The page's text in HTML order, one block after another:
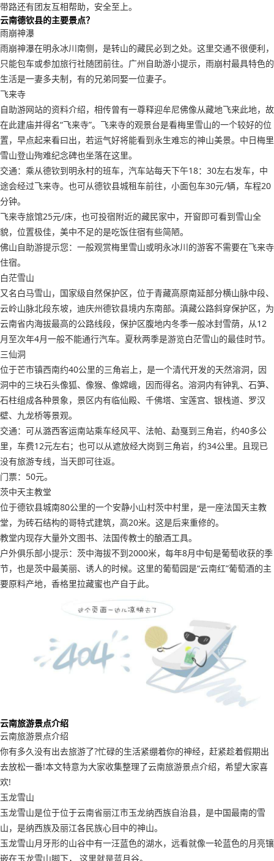
带路还有团友互相帮助，安全至上。
云南德钦县的主要景点？
雨崩神瀑
雨崩神瀑在明永冰川南侧，是转山的藏民必到之处。这里交通不很便利，
只能包车或参加旅行社随团前往。广州自助游小提示，雨崩村最具特色的
生活是一妻多夫制，有的兄弟同娶一位妻子。
飞来寺
自助游网站的资料介绍，相传曾有一尊释迎牟尼佛像从藏地飞来此地，故
在此建庙并得名“飞来寺”。飞来寺的观景台是看梅里雪山的一个较好的位
置，早点起来看曰出，若运气好将能看到永生难忘的神山美景。中日梅里
雪山登山殉难纪念碑也坐落在这里。
交通：乘从德钦到明永村的班车，汽车站每天下午18：30左右发车，中
途会经过飞来寺。也可从德钦县城租车前往，小面包车30元/辆，车程20
分钟。
飞来寺旅馆25元/床，也可投宿附近的藏民家中，开窗即可看到雪山全
貌，位置极佳，美中不足的是吃饭住宿有些简陋。
佛山自助游提示您：一般观赏梅里雪山或明永冰川的游客不需要在飞来寺
住宿。
白茫雪山
又名白马雪山，国家级自然保护区，位于青藏高原南延部分横山脉中段、
云岭山脉北段东坡，迪庆州德钦县境内东南部。滇藏公路斜穿保护区，为
云南省内海拔最高的公路线段，保护区腹地内冬季一般冰封雪荫，从12
月至次年4月一般不能通行汽车。夏秋两季是游览白茫雪山的最佳时节。
三仙洞
位于芒市镇西南约40公里的三角岩上，是一个清代开发的天然溶洞，因
洞中的三块石头像狐、像猴、像嫦峨，因而得名。溶洞内有钟乳、石笋、
石柱组成各种景象，景区内有临仙殿、千佛塔、宝莲宫、银栈道、罗汉
壁、九龙桥等景观。
交通：可从潞西客运南站乘车经风平、法帕、勐戛到三角岩，约40多公
里，车费12元左右；也可以从遮放经大岗到三角岩，约34公里。且现已
没有旅游专线，当天即可往返。
门票：50元。
茨中天主教堂
位于德钦县城南80公里的一个安静小山村茨中村里，是一座法国天主教
堂，为砖石结构的哥特式建筑，高20米。这是后来重修的。
教堂内现存大量外文图书、法国传教士的酿酒工具。
户外俱乐部小提示：茨中海拔不到2000米，每年8月中旬是葡萄收获的季
节，也是茨中最美丽、诱人的时候。这里的葡萄园是“云南红”葡萄酒的主
要原料产地，香格里拉藏蜜也产自于此。
云南旅游景点介绍
云南旅游景点介绍
你有多久没有出去旅游了?忙碌的生活紧绷着你的神经，赶紧趁着假期出
去放松一番!本文特意为大家收集整理了云南旅游景点介绍，希望大家喜
欢!
玉龙雪山
玉龙雪山是位于位于云南省丽江市玉龙纳西族自治县，是中国最南的雪
山，是纳西族及丽江各民族心目中的神山。
玉龙雪山月牙形的山谷中有一汪蓝色的湖水，远看就像一轮蓝色的月亮镶
嵌在玉龙雪山脚下， 这里就是蓝月谷。